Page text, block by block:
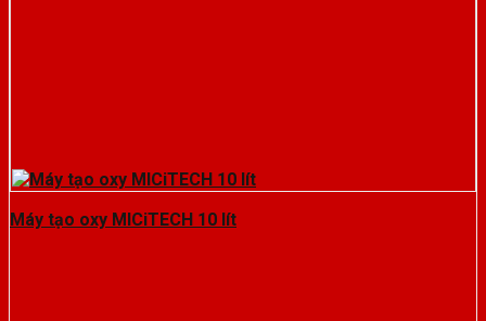
Máy tạo oxy MICiTECH 10 lít